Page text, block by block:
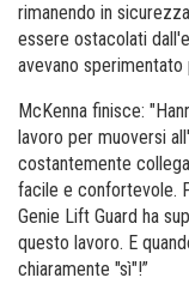
rimanendo in
essere ostacolati
avevano
McKenna finisce:
lavoro per muoversi
costantemente
facile e confortevole.
Genie Lift Guard ha
questo lavoro. E
chiaramente "sì"!”